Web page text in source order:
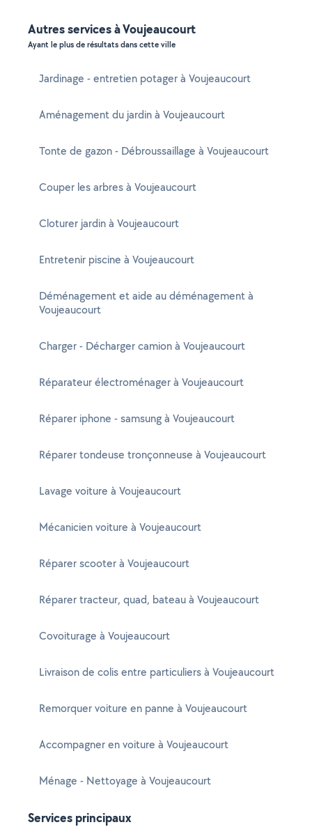
Autres services à Voujeaucourt
Ayant le plus de résultats dans cette ville
Jardinage - entretien potager à Voujeaucourt
Aménagement du jardin à Voujeaucourt
Tonte de gazon - Débroussaillage à Voujeaucourt
Couper les arbres à Voujeaucourt
Cloturer jardin à Voujeaucourt
Entretenir piscine à Voujeaucourt
Déménagement et aide au déménagement à
Voujeaucourt
Charger - Décharger camion à Voujeaucourt
Réparateur électroménager à Voujeaucourt
Réparer iphone - samsung à Voujeaucourt
Réparer tondeuse tronçonneuse à Voujeaucourt
Lavage voiture à Voujeaucourt
Mécanicien voiture à Voujeaucourt
Réparer scooter à Voujeaucourt
Réparer tracteur, quad, bateau à Voujeaucourt
Covoiturage à Voujeaucourt
Livraison de colis entre particuliers à Voujeaucourt
Remorquer voiture en panne à Voujeaucourt
Accompagner en voiture à Voujeaucourt
Ménage - Nettoyage à Voujeaucourt
Services principaux